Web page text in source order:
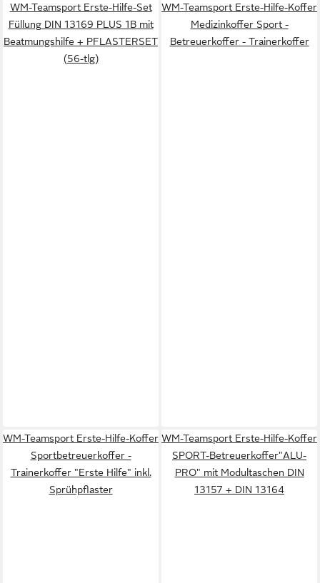
WM-Teamsport Erste-Hilfe-Set
Füllung DIN 13169 PLUS 1B mit
Beatmungshilfe + PFLASTERSET
(56-tlg)
WM-Teamsport Erste-Hilfe-Koffer
Medizinkoffer Sport -
Betreuerkoffer - Trainerkoffer
WM-Teamsport Erste-Hilfe-Koffer
Sportbetreuerkoffer -
Trainerkoffer "Erste Hilfe" inkl.
Sprühpflaster
WM-Teamsport Erste-Hilfe-Koffer
SPORT-Betreuerkoffer"ALU-
PRO" mit Modultaschen DIN
13157 + DIN 13164